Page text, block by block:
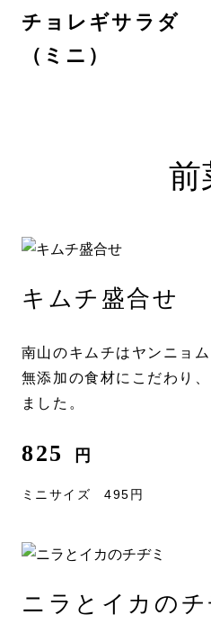
チョレギサラダ
（ミニ）
前
キムチ盛合せ
南山のキムチはヤンニョ
無添加の食材にこだわり
ました。
825 円
ミニサイズ 495円
ニラとイカのチ